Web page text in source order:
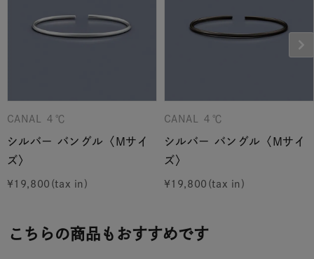
CANAL ４℃
シルバー バングル〈Mサイ
ズ〉
¥19,800
CANAL ４℃
シルバー バングル〈Mサイ
ズ〉
¥19,800
こちらの商品もおすすめです